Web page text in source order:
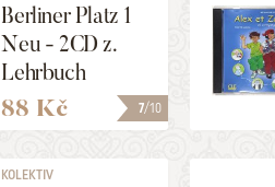
7/10
Berliner Platz 1
Neu - 2CD z.
Lehrbuch
88 Kč
KOLEKTIV